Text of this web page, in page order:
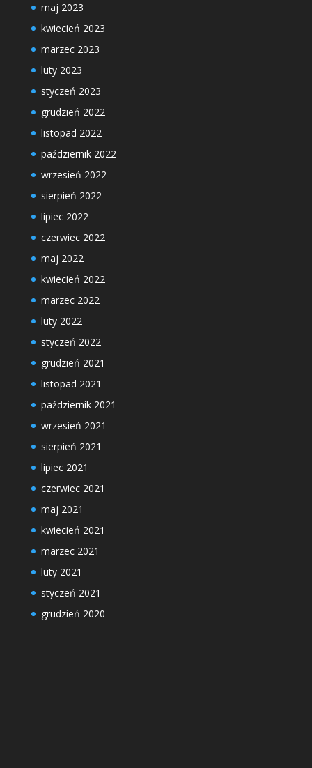
maj 2023
kwiecień 2023
marzec 2023
luty 2023
styczeń 2023
grudzień 2022
listopad 2022
październik 2022
wrzesień 2022
sierpień 2022
lipiec 2022
czerwiec 2022
maj 2022
kwiecień 2022
marzec 2022
luty 2022
styczeń 2022
grudzień 2021
listopad 2021
październik 2021
wrzesień 2021
sierpień 2021
lipiec 2021
czerwiec 2021
maj 2021
kwiecień 2021
marzec 2021
luty 2021
styczeń 2021
grudzień 2020